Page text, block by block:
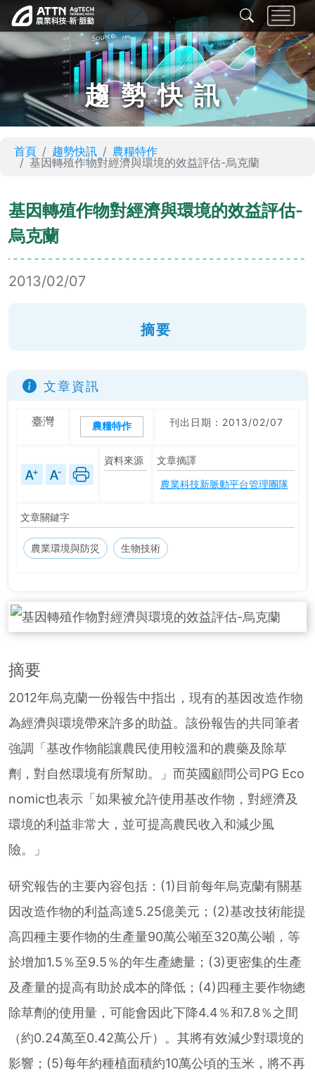
趨勢快訊
首頁 趨勢快訊
農糧特作
基因轉殖作物對經濟與環境的效益評估-烏克蘭
基因轉殖作物對經濟與環境的效益評估-
烏克蘭
2013/02/07
摘要
文章資訊
臺灣 農糧特作 刊出日期：2013/02/07
資料來源
文章摘譯
農業科技新脈動平台管理團隊
文章關鍵字
農業環境與防災 生物技術
摘要
2012年烏克蘭一份報告中指出，現有的基因改造作物
為經濟與環境帶來許多的助益。該份報告的共同筆者
強調「基改作物能讓農民使用較溫和的農藥及除草
劑，對自然環境有所幫助。」而英國顧問公司PG Eco
nomic也表示「如果被允許使用基改作物，對經濟及
環境的利益非常大，並可提高農民收入和減少風
險。」
研究報告的主要內容包括：(1)目前每年烏克蘭有關基
因改造作物的利益高達5.25億美元；(2)基改技術能提
高四種主要作物的生產量90萬公噸至320萬公噸，等
於增加1.5％至9.5％的年生產總量；(3)更密集的生產
及產量的提高有助於成本的降低；(4)四種主要作物總
除草劑的使用量，可能會因此下降4.4％和7.8％之間
（約0.24萬至0.42萬公斤）。其將有效減少對環境的
影響；(5)每年約種植面積約10萬公頃的玉米，將不再